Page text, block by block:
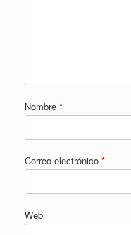
Nombre *
Correo electrónico *
Web